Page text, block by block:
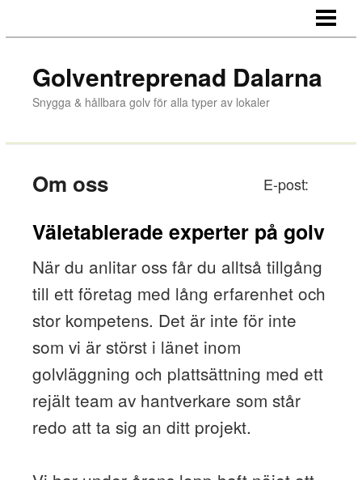
BUTIKSGOLV
KONTAKTA
Golventreprenad Dalarna
Snygga & hållbara golv för alla typer av lokaler
Om oss
Väletablerade experter på golv
När du anlitar oss får du alltså tillgång
till ett företag med lång erfarenhet och
stor kompetens. Det är inte för inte
som vi är störst i länet inom
golvläggning och plattsättning med ett
rejält team av hantverkare som står
redo att ta sig an ditt projekt.
E-post: